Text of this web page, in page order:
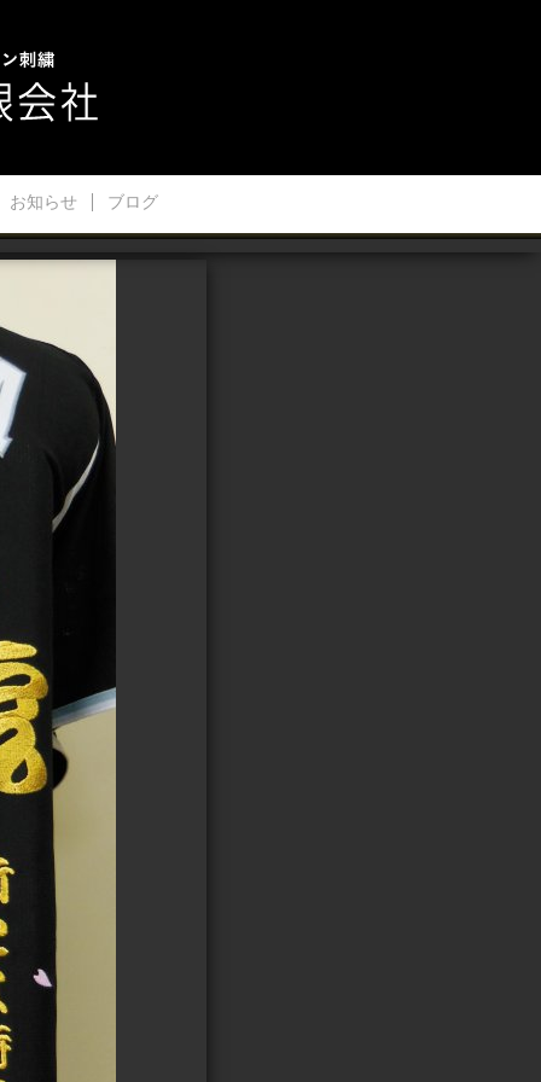
お知らせ ブログ